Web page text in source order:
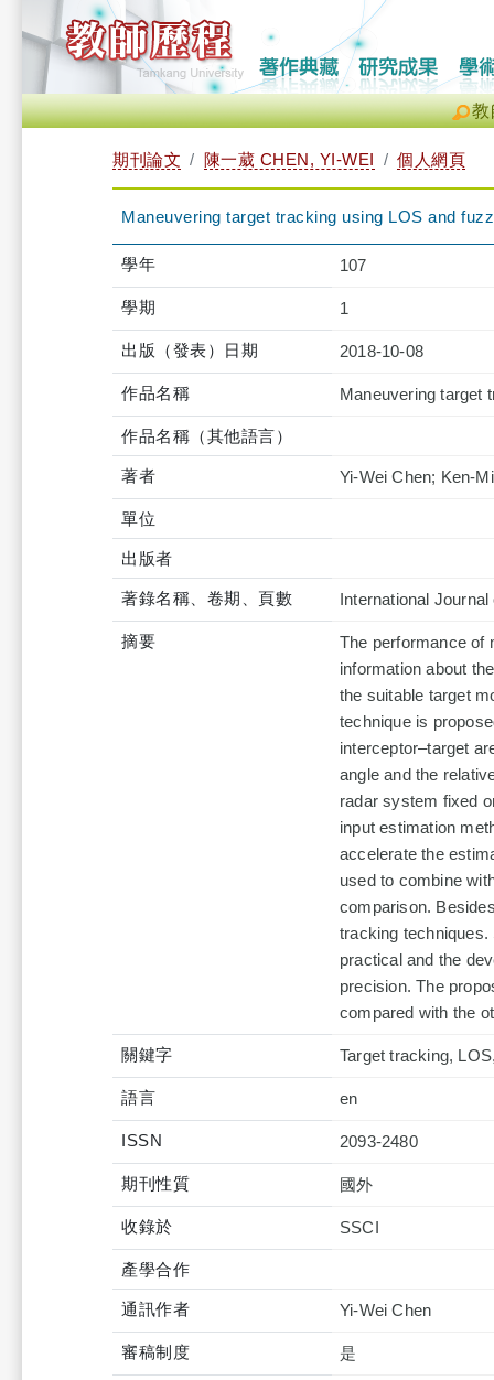
教
期刊論文 陳一葳 CHEN, YI-WEI 個人網頁
Maneuvering target tracking using LOS and
學年 107
學期 1
出版（發表）日期 2018-10-08
作品名稱 Maneuvering target
作品名稱（其他語言）
著者 Yi-Wei Chen; Ken-
單位
出版者
著錄名稱、卷期、頁數 International
摘要
The performance of
information about
the suitable target
technique is
interceptor–target
angle and the
radar system fixed
input estimation
accelerate the
used to combine
comparison.
tracking
practical and the
precision. The
compared with the
關鍵字 Target tracking,
語言 en
ISSN 2093-2480
期刊性質 國外
收錄於
產學合作
通訊作者 Yi-Wei Chen
審稿制度 是